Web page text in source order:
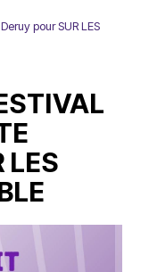
pour SUR LES
LES